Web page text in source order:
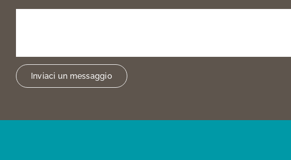
Inviaci un messaggio